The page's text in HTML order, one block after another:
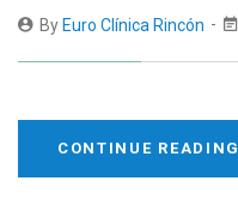
By Euro Clínica Rincón
CONTINUE READING